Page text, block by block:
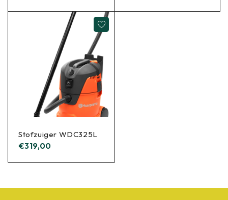
Stofzuiger WDC325L
€319,00